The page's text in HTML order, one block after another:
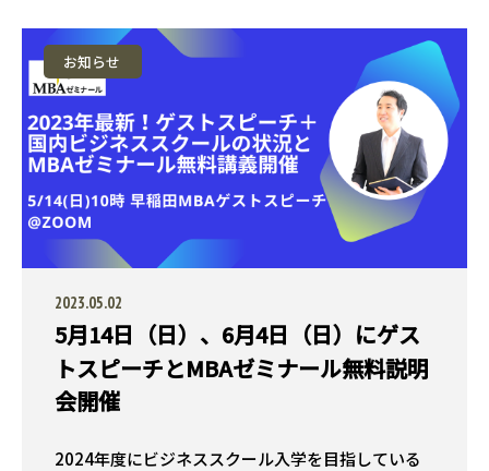
お知らせ
2023.05.02
5月14日（日）、6月4日（日）にゲス
トスピーチとMBAゼミナール無料説明
会開催
2024年度にビジネススクール入学を目指している